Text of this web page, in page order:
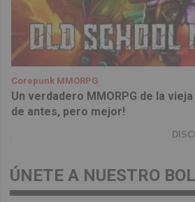
Corepunk MMORPG
Un verdadero MMORPG de la
de antes, pero mejor!
ÚNETE A NUESTRO